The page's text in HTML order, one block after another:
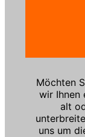
Möchten
wir Ihnen
alt
uns um